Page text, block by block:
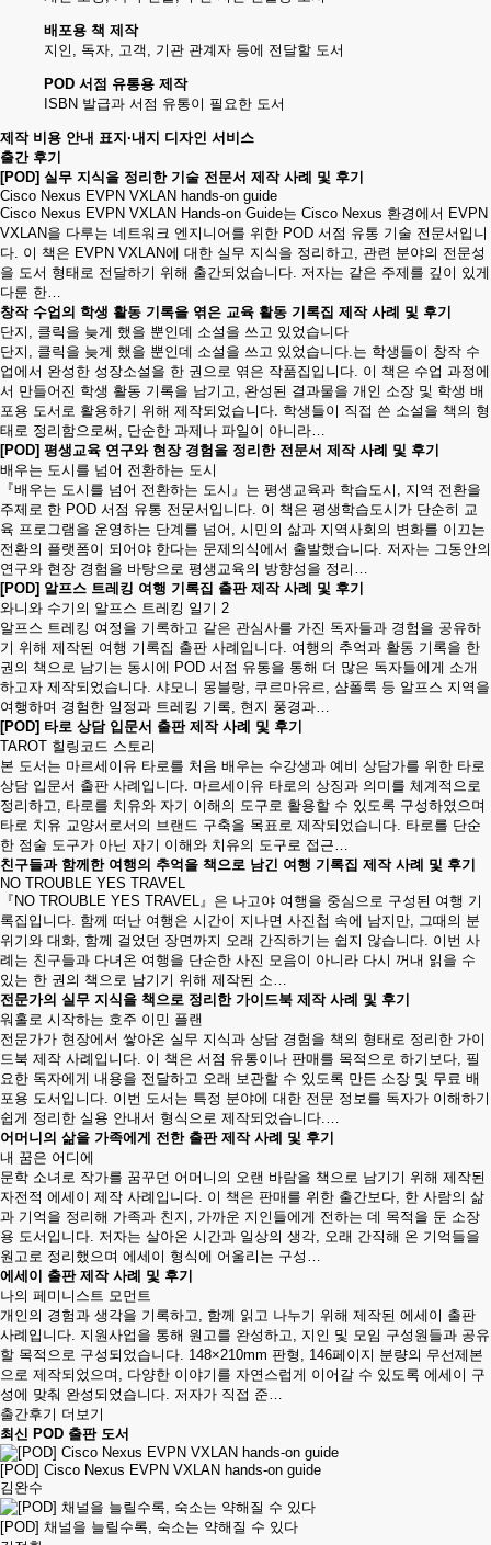
배포용 책 제작
지인, 독자, 고객, 기관 관계자 등에 전달할 도서
POD 서점 유통용 제작
ISBN 발급과 서점 유통이 필요한 도서
제작 비용 안내 표지·내지 디자인 서비스
출간 후기
[POD] 실무 지식을 정리한 기술 전문서 제작 사례 및 후기
Cisco Nexus EVPN VXLAN hands-on guide
Cisco Nexus EVPN VXLAN Hands-on Guide는 Cisco Nexus 환경에서 EVPN
VXLAN을 다루는 네트워크 엔지니어를 위한 POD 서점 유통 기술 전문서입니
다. 이 책은 EVPN VXLAN에 대한 실무 지식을 정리하고, 관련 분야의 전문성
을 도서 형태로 전달하기 위해 출간되었습니다. 저자는 같은 주제를 깊이 있게
다룬 한…
창작 수업의 학생 활동 기록을 엮은 교육 활동 기록집 제작 사례 및 후기
단지, 클릭을 늦게 했을 뿐인데 소설을 쓰고 있었습니다
단지, 클릭을 늦게 했을 뿐인데 소설을 쓰고 있었습니다.는 학생들이 창작 수
업에서 완성한 성장소설을 한 권으로 엮은 작품집입니다. 이 책은 수업 과정에
서 만들어진 학생 활동 기록을 남기고, 완성된 결과물을 개인 소장 및 학생 배
포용 도서로 활용하기 위해 제작되었습니다. 학생들이 직접 쓴 소설을 책의 형
태로 정리함으로써, 단순한 과제나 파일이 아니라…
[POD] 평생교육 연구와 현장 경험을 정리한 전문서 제작 사례 및 후기
배우는 도시를 넘어 전환하는 도시
『배우는 도시를 넘어 전환하는 도시』는 평생교육과 학습도시, 지역 전환을
주제로 한 POD 서점 유통 전문서입니다. 이 책은 평생학습도시가 단순히 교
육 프로그램을 운영하는 단계를 넘어, 시민의 삶과 지역사회의 변화를 이끄는
전환의 플랫폼이 되어야 한다는 문제의식에서 출발했습니다. 저자는 그동안의
연구와 현장 경험을 바탕으로 평생교육의 방향성을 정리…
[POD] 알프스 트레킹 여행 기록집 출판 제작 사례 및 후기
와니와 수기의 알프스 트레킹 일기 2
알프스 트레킹 여정을 기록하고 같은 관심사를 가진 독자들과 경험을 공유하
기 위해 제작된 여행 기록집 출판 사례입니다. 여행의 추억과 활동 기록을 한
권의 책으로 남기는 동시에 POD 서점 유통을 통해 더 많은 독자들에게 소개
하고자 제작되었습니다. 샤모니 몽블랑, 쿠르마유르, 샴폴룩 등 알프스 지역을
여행하며 경험한 일정과 트레킹 기록, 현지 풍경과…
[POD] 타로 상담 입문서 출판 제작 사례 및 후기
TAROT 힐링코드 스토리
본 도서는 마르세이유 타로를 처음 배우는 수강생과 예비 상담가를 위한 타로
상담 입문서 출판 사례입니다. 마르세이유 타로의 상징과 의미를 체계적으로
정리하고, 타로를 치유와 자기 이해의 도구로 활용할 수 있도록 구성하였으며
타로 치유 교양서로서의 브랜드 구축을 목표로 제작되었습니다. 타로를 단순
한 점술 도구가 아닌 자기 이해와 치유의 도구로 접근…
친구들과 함께한 여행의 추억을 책으로 남긴 여행 기록집 제작 사례 및 후기
NO TROUBLE YES TRAVEL
『NO TROUBLE YES TRAVEL』은 나고야 여행을 중심으로 구성된 여행 기
록집입니다. 함께 떠난 여행은 시간이 지나면 사진첩 속에 남지만, 그때의 분
위기와 대화, 함께 걸었던 장면까지 오래 간직하기는 쉽지 않습니다. 이번 사
례는 친구들과 다녀온 여행을 단순한 사진 모음이 아니라 다시 꺼내 읽을 수
있는 한 권의 책으로 남기기 위해 제작된 소…
전문가의 실무 지식을 책으로 정리한 가이드북 제작 사례 및 후기
워홀로 시작하는 호주 이민 플랜
전문가가 현장에서 쌓아온 실무 지식과 상담 경험을 책의 형태로 정리한 가이
드북 제작 사례입니다. 이 책은 서점 유통이나 판매를 목적으로 하기보다, 필
요한 독자에게 내용을 전달하고 오래 보관할 수 있도록 만든 소장 및 무료 배
포용 도서입니다. 이번 도서는 특정 분야에 대한 전문 정보를 독자가 이해하기
쉽게 정리한 실용 안내서 형식으로 제작되었습니다.…
어머니의 삶을 가족에게 전한 출판 제작 사례 및 후기
내 꿈은 어디에
문학 소녀로 작가를 꿈꾸던 어머니의 오랜 바람을 책으로 남기기 위해 제작된
자전적 에세이 제작 사례입니다. 이 책은 판매를 위한 출간보다, 한 사람의 삶
과 기억을 정리해 가족과 친지, 가까운 지인들에게 전하는 데 목적을 둔 소장
용 도서입니다. 저자는 살아온 시간과 일상의 생각, 오래 간직해 온 기억들을
원고로 정리했으며 에세이 형식에 어울리는 구성…
에세이 출판 제작 사례 및 후기
나의 페미니스트 모먼트
개인의 경험과 생각을 기록하고, 함께 읽고 나누기 위해 제작된 에세이 출판
사례입니다. 지원사업을 통해 원고를 완성하고, 지인 및 모임 구성원들과 공유
할 목적으로 구성되었습니다. 148×210mm 판형, 146페이지 분량의 무선제본
으로 제작되었으며, 다양한 이야기를 자연스럽게 이어갈 수 있도록 에세이 구
성에 맞춰 완성되었습니다. 저자가 직접 준…
출간후기 더보기
최신 POD 출판 도서
[POD] Cisco Nexus EVPN VXLAN hands-on guide
김완수
[POD] 채널을 늘릴수록, 숙소는 약해질 수 있다